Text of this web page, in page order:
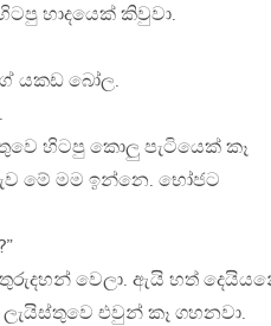
හාදයෙක් කිවුවා.
යකඩ බෝල.
හිටපු කොලු පැටියෙක් කෑ
මේ මම ඉන්නෙ. භෝජට
වෙලා. ඇයි හත්
එවුන් කෑ ගහනවා.